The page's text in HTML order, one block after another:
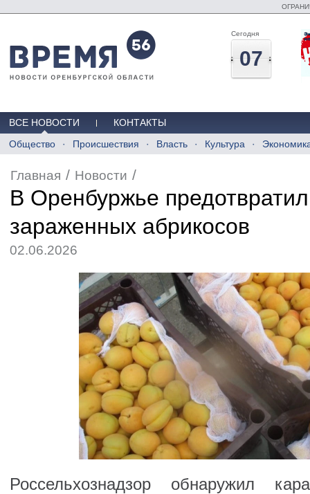
Сегодня
07
ВСЕ НОВОСТИ
КОНТАКТЫ
Общество
Происшествия Власть Культура
Главная / Новости /
В Оренбуржье
зараженных абрикосов
02.06.2026
Россельхознадзор обнаружил